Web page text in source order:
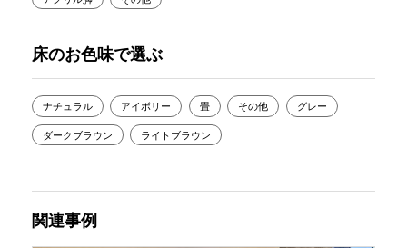
床のお色味で選ぶ
ナチュラル アイボリー 畳 その他 グレー
ダークブラウン ライトブラウン
関連事例